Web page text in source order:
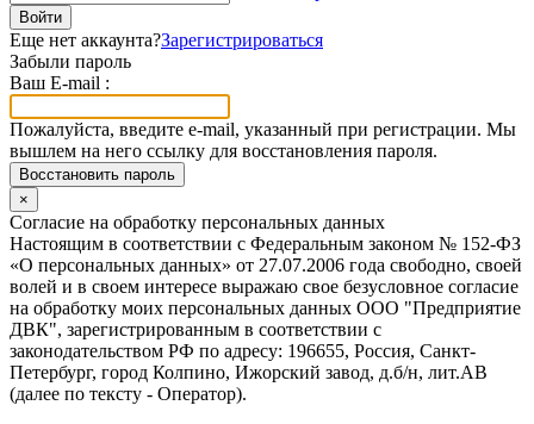
Войти
Еще нет аккаунта?Зарегистрироваться
Забыли пароль
Ваш E-mail :
Пожалуйста, введите e-mail, указанный при регистрации. Мы
вышлем на него ссылку для восстановления пароля.
Восстановить пароль
×
Согласие на обработку персональных данных
Настоящим в соответствии с Федеральным законом № 152-ФЗ
«О персональных данных» от 27.07.2006 года свободно, своей
волей и в своем интересе выражаю свое безусловное согласие
на обработку моих персональных данных ООО "Предприятие
ДВК", зарегистрированным в соответствии с
законодательством РФ по адресу: 196655, Россия, Санкт-
Петербург, город Колпино, Ижорский завод, д.б/н, лит.АВ
(далее по тексту - Оператор).